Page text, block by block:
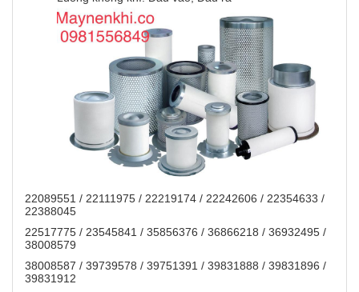
22089551 / 22111975 / 22219174 / 22242606 / 22354633 /
22388045
22517775 / 23545841 / 35856376 / 36866218 / 36932495 /
38008579
38008587 / 39739578 / 39751391 / 39831888 / 39831896 /
39831912